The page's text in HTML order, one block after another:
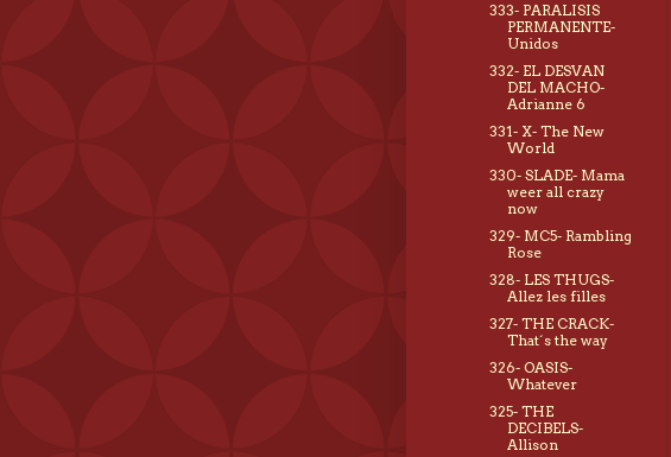
333- PARALISIS
PERMANENTE-
Unidos
332- EL DESVAN
DEL MACHO-
Adrianne 6
331- X- The New
World
330- SLADE- Mama
weer all crazy
now
329- MC5- Rambling
Rose
328- LES THUGS-
Allez les filles
327- THE CRACK-
That´s the way
326- OASIS-
Whatever
325- THE
DECIBELS-
Allison